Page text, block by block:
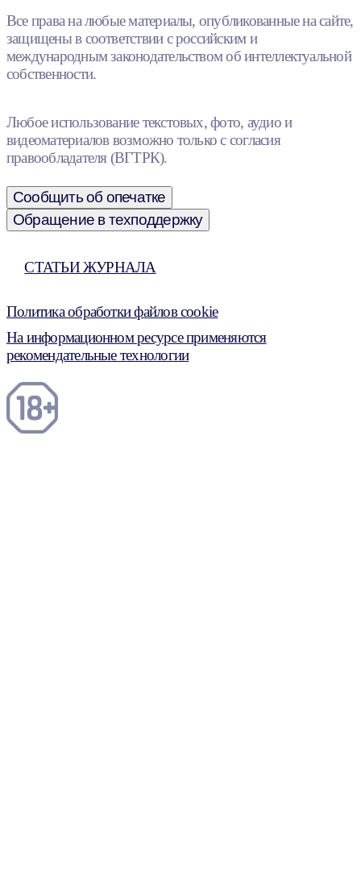
Все права на любые материалы, опубликованные на сайте,
защищены в соответствии с российским и
международным законодательством об интеллектуальной
собственности.
Любое использование текстовых, фото, аудио и
видеоматериалов возможно только с согласия
правообладателя (ВГТРК).
Сообщить об опечатке
Обращение в техподдержку
СТАТЬИ ЖУРНАЛА
Политика обработки файлов cookie
На информационном ресурсе применяются
рекомендательные технологии